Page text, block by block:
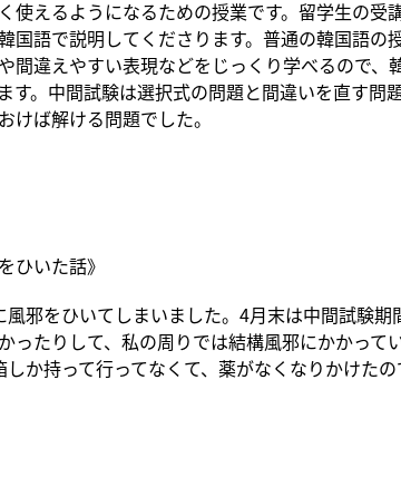
使えるようになるための授業です。留学生の受
国語で説明してくださります。普通の韓国語の
間違えやすい表現などをじっくり学べるので、
す。中間試験は選択式の問題と間違いを直す問
けば解ける問題でした。
ひいた話》
風邪をひいてしまいました。4月末は中間試験期
ったりして、私の周りでは結構風邪にかかって
か持って行ってなくて、薬がなくなりかけた